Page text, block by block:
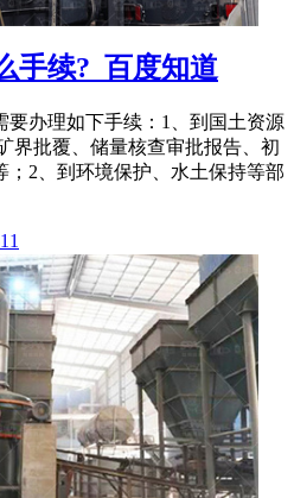
手续?_百度知道
要办理如下手续：1、到国土资源
界批覆、储量核查审批报告、初
；2、到环境保护、水土保持等部